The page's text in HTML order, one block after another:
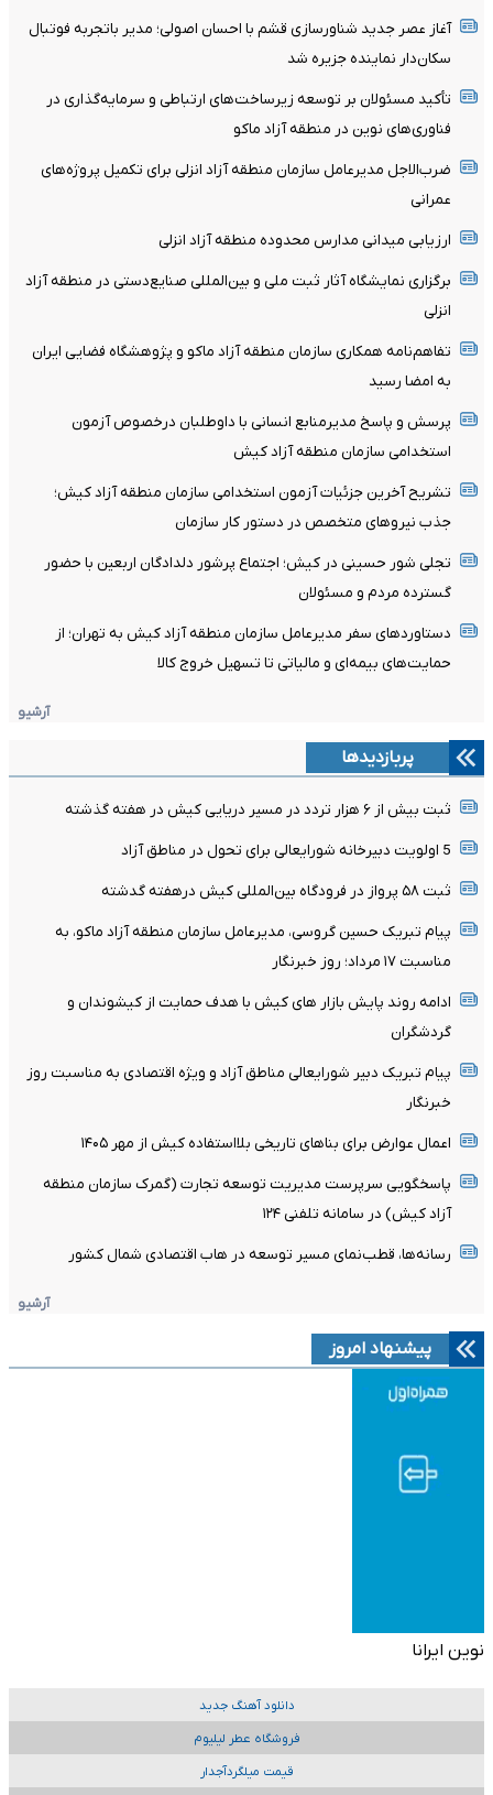
آغاز عصر جدید شناورسازی قشم با احسان اصولی؛ مدیر باتجربه فوتبال
سکان‌دار نماینده جزیره شد
تأکید مسئولان بر توسعه زیرساخت‌های ارتباطی و سرمایه‌گذاری در
فناوری‌های نوین در منطقه آزاد ماکو
ضرب‌الاجل مدیرعامل سازمان منطقه آزاد انزلی برای تکمیل پروژه‌های
عمرانی
ارزیابی میدانی مدارس محدوده منطقه آزاد انزلی
برگزاری نمایشگاه آثار ثبت ملی و بین‌المللی صنایع‌دستی در منطقه آزاد
انزلی
تفاهم‌نامه همکاری سازمان منطقه آزاد ماکو و پژوهشگاه فضایی ایران
به امضا رسید
پرسش و پاسخ مدیرمنابع انسانی با داوطلبان درخصوص آزمون
استخدامی سازمان منطقه آزاد کیش
تشریح آخرین جزئیات آزمون استخدامی سازمان منطقه آزاد کیش؛
جذب نیروهای متخصص در دستور کار سازمان
تجلی شور حسینی در کیش؛ اجتماع پرشور دلدادگان اربعین با حضور
گسترده مردم و مسئولان
دستاوردهای سفر مدیرعامل سازمان منطقه آزاد کیش به تهران؛ از
حمایت‌های بیمه‌ای و مالیاتی تا تسهیل خروج کالا
آرشیو
پربازدیدها
ثبت بیش از ۶ هزار تردد در مسیر دریایی کیش در هفته گذشته
5 اولویت دبیرخانه شورایعالی برای تحول در مناطق آزاد
ثبت ۵۸ پرواز در فرودگاه بین‌المللی کیش درهفته گدشته
پیام تبریک حسین گروسی، مدیرعامل سازمان منطقه آزاد ماکو، به
مناسبت ۱۷ مرداد؛ روز خبرنگار
ادامه روند پایش بازار های کیش با هدف حمایت از کیشوندان و
گردشگران
پیام تبریک دبیر شورایعالی مناطق آزاد و ویژه اقتصادی به مناسبت روز
خبرنگار
اعمال عوارض برای بناهای تاریخی بلااستفاده کیش از مهر ۱۴۰۵
پاسخگویی سرپرست مدیریت توسعه تجارت (گمرک سازمان منطقه
آزاد کیش) در سامانه تلفنی ۱۲۴
رسانه‌ها، قطب‌نمای مسیر توسعه در هاب اقتصادی شمال کشور
آرشیو
پیشنهاد امروز
نوین ایرانا
دانلود آهنگ جدید
فروشگاه عطر لیلیوم
قیمت میلگردآجدار